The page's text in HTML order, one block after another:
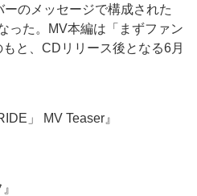
ーのメッセージで構成された
った。MV本編は「まずファン
と、CDリリース後となる6月
」 MV Teaser』